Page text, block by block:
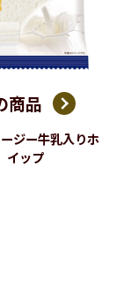
商品
ジー牛乳入りホ
イップ